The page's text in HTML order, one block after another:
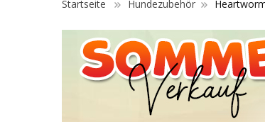
Startseite Hundezubehör